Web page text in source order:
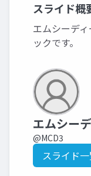
スライド概
エムシーデ
ックです。
エムシー
@MCD3
スライド